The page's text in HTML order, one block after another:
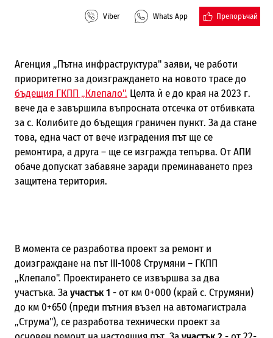
Viber Whats App Препоръчай
Агенция „Пътна инфраструктура" заяви, че работи
приоритетно за доизграждането на новото трасе до
бъдещия ГКПП „Клепало". Целта ѝ е до края на 2023 г.
вече да е завършила въпросната отсечка от отбивката
за с. Колибите до бъдещия граничен пункт. За да стане
това, една част от вече изградения път ще се
ремонтира, а друга – ще се изгражда тепърва. От АПИ
обаче допускат забавяне заради преминаването през
защитена територия.
В момента се разработва проект за ремонт и
доизграждане на път III-1008 Струмяни – ГКПП
„Клепало". Проектирането се извършва за два
участъка. Заучастък 1 - от км 0+000 (край с. Струмяни)
до км 0+650 (преди пътния възел на автомагистрала
„Струма"), се разработва технически проект за